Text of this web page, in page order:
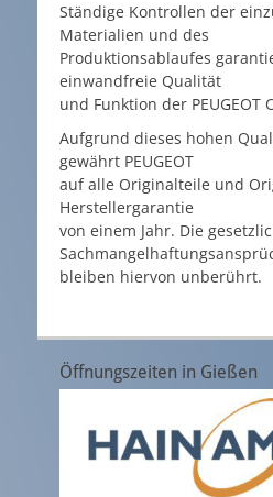
Ständige Kontrollen der
Materialien und des
Produktionsablaufes
einwandfreie Qualität
und Funktion der PEUGEOT
Aufgrund dieses hohen
gewährt PEUGEOT
auf alle Originalteile und
Herstellergarantie
von einem Jahr. Die
bleiben hiervon unberührt.
Öffnungszeiten in Gießen